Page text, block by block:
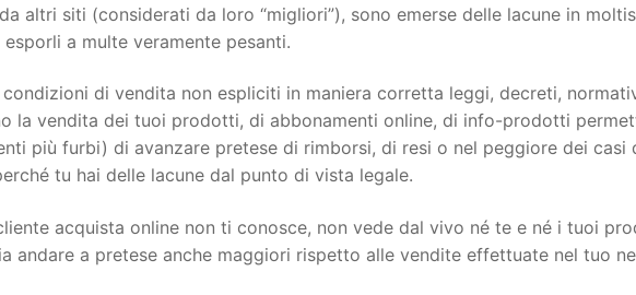
altri siti (considerati da loro “migliori”), sono emerse delle lacune in
a multe veramente pesanti.
di vendita non espliciti in maniera corretta leggi, decreti,
la vendita dei tuoi prodotti, di abbonamenti online, di info-prodotti
più furbi) di avanzare pretese di rimborsi, di resi o nel peggiore dei casi
tu hai delle lacune dal punto di vista legale.
acquista online non ti conosce, non vede dal vivo né te e né i tuoi
andare a pretese anche maggiori rispetto alle vendite effettuate nel tuo